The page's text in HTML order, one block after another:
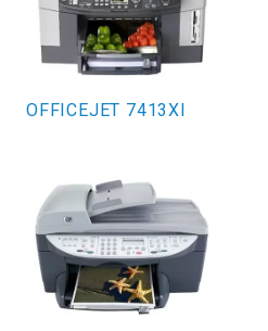
OFFICEJET 7413XI